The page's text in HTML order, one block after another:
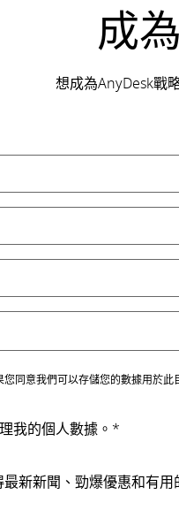
成
想成為AnyDesk戰
同意我們可以存儲您的數據用於此
我的個人數據。*
新新聞、勁爆優惠和有用